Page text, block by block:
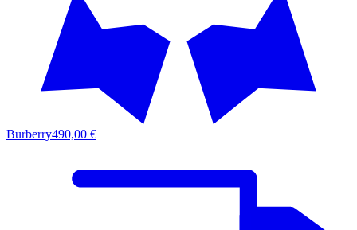
Burberry490,00 €